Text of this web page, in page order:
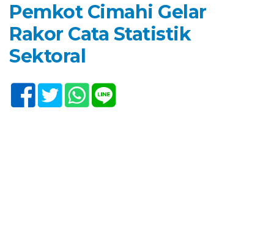
Pemkot Cimahi Gelar
Rakor Cata Statistik
Sektoral